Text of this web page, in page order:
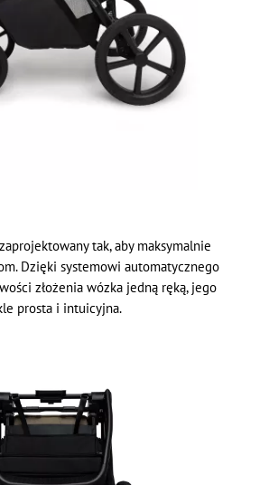
tak, aby maksymalnie
Dzięki systemowi automatycznego
złożenia wózka jedną ręką, jego
prosta i intuicyjna.